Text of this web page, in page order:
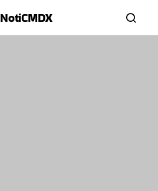
NotiCMDX